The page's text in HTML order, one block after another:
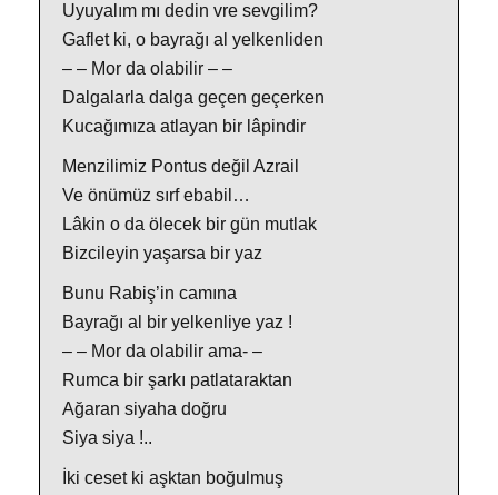
Uyuyalım mı dedin vre sevgilim?
Gaflet ki, o bayrağı al yelkenliden
– – Mor da olabilir – –
Dalgalarla dalga geçen geçerken
Kucağımıza atlayan bir lâpindir
Menzilimiz Pontus değil Azrail
Ve önümüz sırf ebabil…
Lâkin o da ölecek bir gün mutlak
Bizcileyin yaşarsa bir yaz
Bunu Rabiş’in camına
Bayrağı al bir yelkenliye yaz !
– – Mor da olabilir ama- –
Rumca bir şarkı patlataraktan
Ağaran siyaha doğru
Siya siya !..
İki ceset ki aşktan boğulmuş